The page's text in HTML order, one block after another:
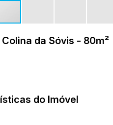
da Sóvis - 80m²
do Imóvel